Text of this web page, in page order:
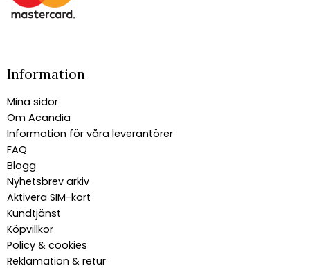
Information
Mina sidor
Om Acandia
Information för våra leverantörer
FAQ
Blogg
Nyhetsbrev arkiv
Aktivera SIM-kort
Kundtjänst
Köpvillkor
Policy & cookies
Reklamation & retur